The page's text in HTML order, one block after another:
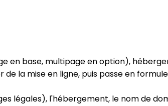
en base, multipage en option),
la mise en ligne, puis passe en
légales), l'hébergement, le nom de